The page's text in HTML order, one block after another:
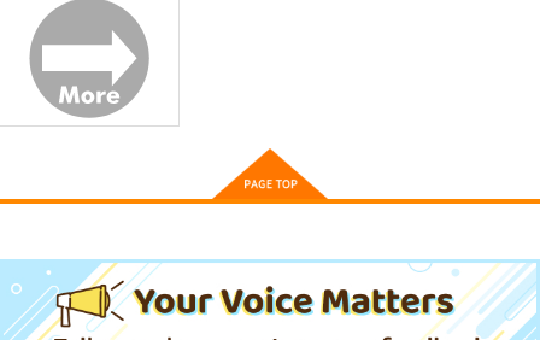
クル
Fate/Grand Order
斎藤一
サンプル
787円（税込）
鈴鹿御前
サンプル
カート
東方スライドキーホル
ダー 古明地こいし
AbsoluteZero
円（税込）
古明地こいし
サンプル